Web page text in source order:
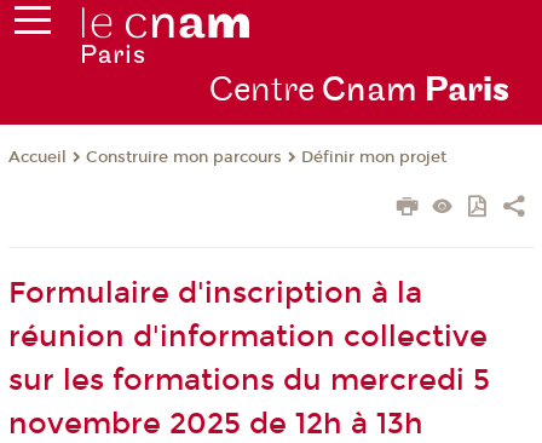
Centre Cnam Paris
Accueil Construire mon parcours Définir mon projet
Formulaire d'inscription à la
réunion d'information collective
sur les formations du mercredi 5
novembre 2025 de 12h à 13h